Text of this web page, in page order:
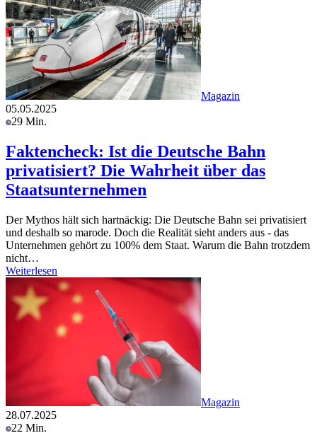
Magazin
05.05.2025
29 Min.
Faktencheck: Ist die Deutsche Bahn
privatisiert? Die Wahrheit über das
Staatsunternehmen
Der Mythos hält sich hartnäckig: Die Deutsche Bahn sei privatisiert
und deshalb so marode. Doch die Realität sieht anders aus - das
Unternehmen gehört zu 100% dem Staat. Warum die Bahn trotzdem
nicht…
Weiterlesen
Magazin
28.07.2025
22 Min.